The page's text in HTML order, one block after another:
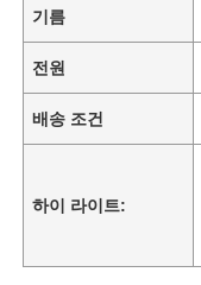
기름
전원
배송 조건
하이 라이트: